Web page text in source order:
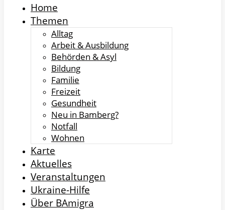
Home
Themen
Alltag
Arbeit & Ausbildung
Behörden & Asyl
Bildung
Familie
Freizeit
Gesundheit
Neu in Bamberg?
Notfall
Wohnen
Karte
Aktuelles
Veranstaltungen
Ukraine-Hilfe
Über BAmigra